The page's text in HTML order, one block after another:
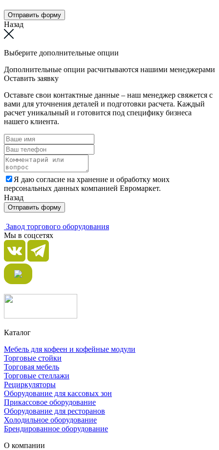
Отправить форму
Назад
Выберите дополнительные опции
Дополнительные опции расчитываются нашими менеджерами
Оставить заявку
Оставьте свои контактные данные – наш менеджер свяжется с
вами для уточнения деталей и подготовки расчета. Каждый
расчет уникальный и готовится под специфику бизнеса
нашего клиента.
Я даю согласие на хранение и обработку моих
персональных данных компанией Евромаркет.
Назад
Отправить форму
Завод торгового оборудования
Мы в соцсетях
Каталог
Мебель для кофеен и кофейные модули
Торговые стойки
Торговая мебель
Торговые стеллажи
Рециркуляторы
Оборудование для кассовых зон
Прикассовое оборудование
Оборудование для ресторанов
Холодильное оборудование
Брендированное оборудование
О компании